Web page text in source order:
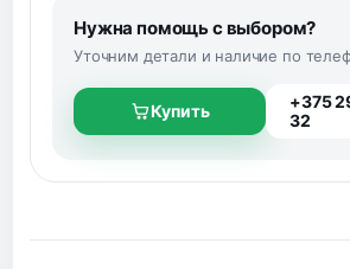
Нужна помощь с выбором?
Уточним детали и наличие по
Купить
+375
32